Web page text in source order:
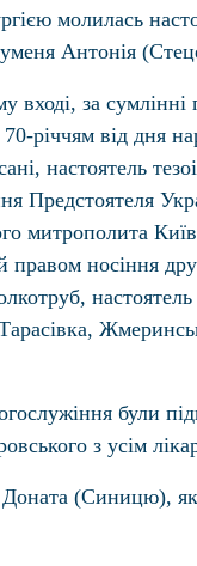
молилась
Антонія
вході, за сумлінні
70-річчям від дня
настоятель
Предстоятеля
митрополита
правом носіння
настоятель
були
з усім
(Синицю),